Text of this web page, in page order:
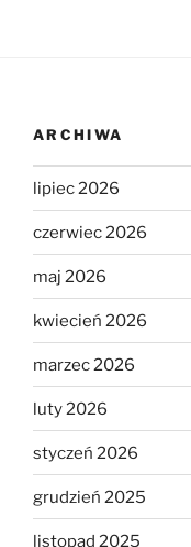
ARCHIWA
lipiec 2026
czerwiec 2026
maj 2026
kwiecień 2026
marzec 2026
luty 2026
styczeń 2026
grudzień 2025
listopad 2025